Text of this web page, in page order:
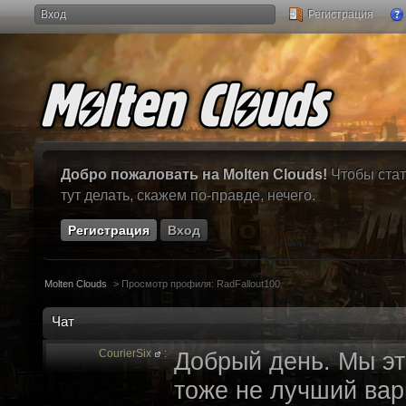
Вход Регистрация
Добро пожаловать на Molten Clouds! Чтобы
тут делать, скажем по-правде, нечего.
Регистрация Вход
Molten Clouds > Просмотр профиля: RadFallout100
Чат
CourierSix : Добрый день. Мы
тоже не лучший